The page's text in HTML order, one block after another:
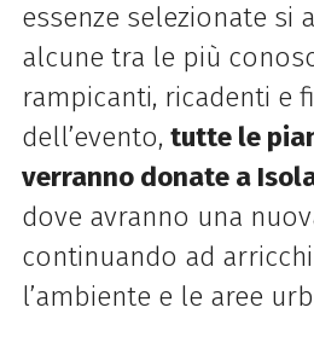
essenze selezionate si
alcune tra le più
rampicanti, ricadenti e
dell’evento, tutte le
verranno donate a
dove avranno una
continuando ad
l’ambiente e le aree